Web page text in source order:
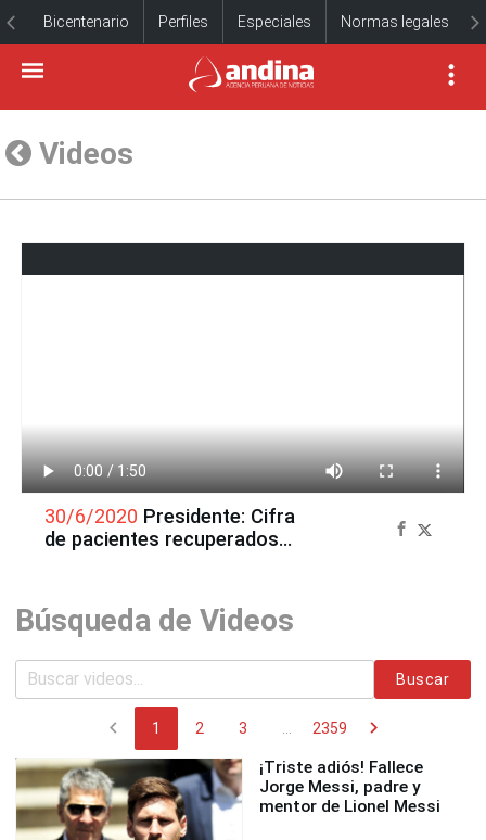
Bicentenario Perfiles Especiales Normas legales
Videos
30/6/2020 Presidente: Cifra
de pacientes recuperados
Búsqueda de Videos
Buscar
chevron_left 1 2 3 2359 chevron_right
¡Triste adiós! Fallece
Jorge Messi, padre y
mentor de Lionel Messi